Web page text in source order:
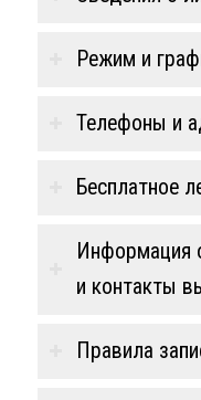
Режим и
Телефоны и
Бесплатное
⁠Информация
и контакты
Правила